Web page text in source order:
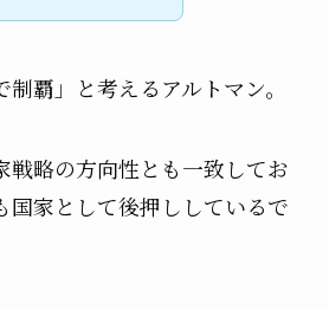
制覇」と考えるアルトマン。
戦略の方向性とも一致してお
国家として後押ししているで